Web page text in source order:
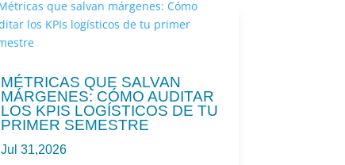
MÉTRICAS QUE SALVAN
MÁRGENES: CÓMO AUDITAR
LOS KPIS LOGÍSTICOS DE TU
PRIMER SEMESTRE
Jul 31,2026